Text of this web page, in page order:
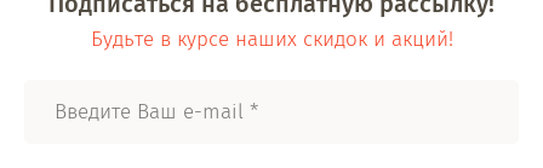
Будьте в курсе наших скидок и акций!